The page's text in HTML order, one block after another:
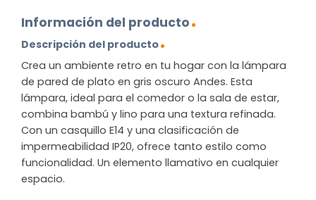
Información del producto
Descripción del producto
Crea un ambiente retro en tu hogar con la lámpara
de pared de plato en gris oscuro Andes. Esta
lámpara, ideal para el comedor o la sala de estar,
combina bambú y lino para una textura refinada.
Con un casquillo E14 y una clasificación de
impermeabilidad IP20, ofrece tanto estilo como
funcionalidad. Un elemento llamativo en cualquier
espacio.